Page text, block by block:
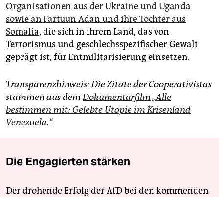
Organisationen aus der Ukraine und Uganda
sowie an Fartuun Adan und ihre Tochter aus
Somalia, die sich in ihrem Land, das von
Terrorismus und geschlechsspezifischer Gewalt
geprägt ist, für Entmilitarisierung einsetzen.
Transparenzhinweis: Die Zitate der Cooperativistas
stammen aus demDokumentarfilm „Alle
bestimmen mit: Gelebte Utopie im Krisenland
Venezuela.“
Die Engagierten stärken
Der drohende Erfolg der AfD bei den kommenden